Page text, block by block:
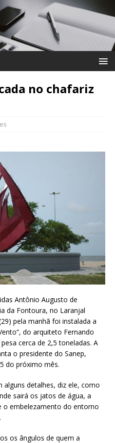
no chafariz
Antônio Augusto de
da Fontoura, no Laranjal
pela manhã foi instalada a
do arquiteto Fernando
cerca de 2,5 toneladas. A
o presidente do Sanep,
do próximo mês.
alguns detalhes, diz ele, como
sairá os jatos de água, a
o embelezamento do entorno
os ângulos de quem a